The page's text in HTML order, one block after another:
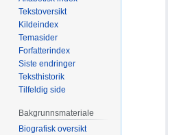
Tekstoversikt
Kildeindex
Temasider
Forfatterindex
Siste endringer
Teksthistorik
Tilfeldig side
Bakgrunnsmateriale
Biografisk oversikt